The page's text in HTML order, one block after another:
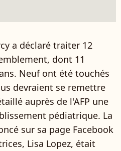
a déclaré traiter 12
dont 11
Neuf ont été touchés
devraient se remettre
auprès de l'AFP une
pédiatrique. La
sur sa page Facebook
Lisa Lopez, était